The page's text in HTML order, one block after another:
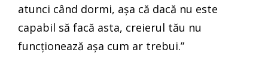
atunci când dormi, așa că dacă nu este
capabil să facă asta, creierul tău nu
funcționează așa cum ar trebui.”